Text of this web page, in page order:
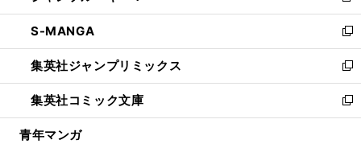
開
く
ウ
で
開
く
ン
ド
ウ
で
開
く
ウ
ィ
ン
ド
ウ
で
開
し
い
ウ
ィ
ン
ド
ウ
S-MANGA
新
し
い
ウ
ィ
ン
集英社ジャンプリミックス
新
し
い
ウ
集英社コミック文庫
新
し
青年マンガ